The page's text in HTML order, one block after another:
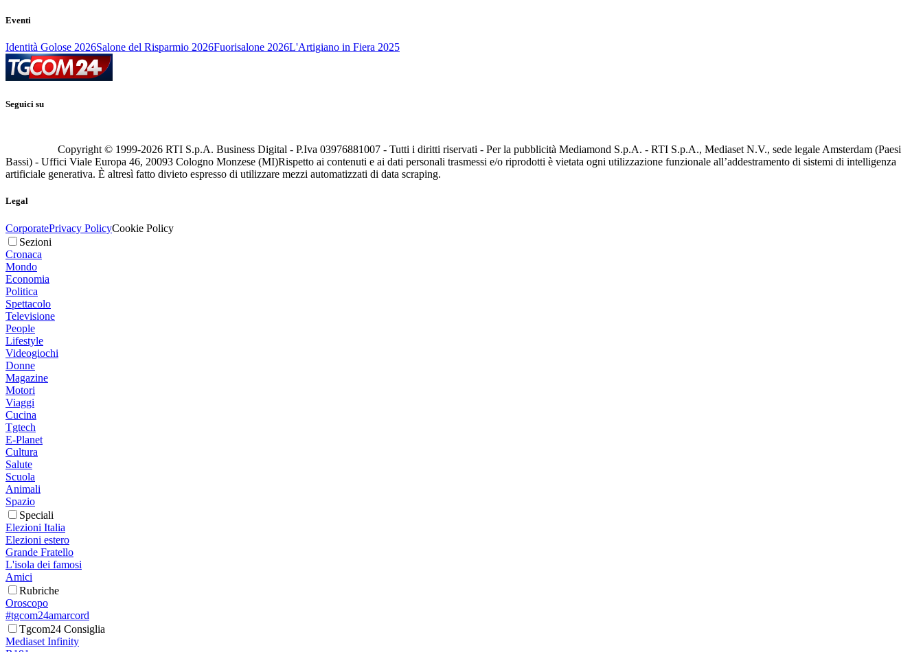
Eventi
Identità Golose 2026Salone del Risparmio 2026Fuorisalone 2026L'Artigiano in Fiera 2025
Seguici su
Copyright © 1999-2026 RTI S.p.A. Business Digital - P.Iva 03976881007 - Tutti i diritti riservati - Per la pubblicità Mediamond S.p.A. - RTI S.p.A., Mediaset N.V., sede legale Amsterdam (Paesi
Bassi) - Uffici Viale Europa 46, 20093 Cologno Monzese (MI)Rispetto ai contenuti e ai dati personali trasmessi e/o riprodotti è vietata ogni utilizzazione funzionale all’addestramento di sistemi di intelligenza
artificiale generativa. È altresì fatto divieto espresso di utilizzare mezzi automatizzati di data scraping.
Legal
CorporatePrivacy PolicyCookie Policy
Sezioni
Cronaca
Mondo
Economia
Politica
Spettacolo
Televisione
People
Lifestyle
Videogiochi
Donne
Magazine
Motori
Viaggi
Cucina
Tgtech
E-Planet
Cultura
Salute
Scuola
Animali
Spazio
Speciali
Elezioni Italia
Elezioni estero
Grande Fratello
L'isola dei famosi
Amici
Rubriche
Oroscopo
#tgcom24amarcord
Tgcom24 Consiglia
Mediaset Infinity